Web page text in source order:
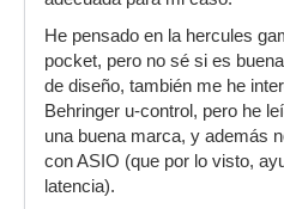
He pensado en la hercules
pocket, pero no sé si es
de diseño, también me he
Behringer u-control, pero he
una buena marca, y además
con ASIO (que por lo visto,
latencia).